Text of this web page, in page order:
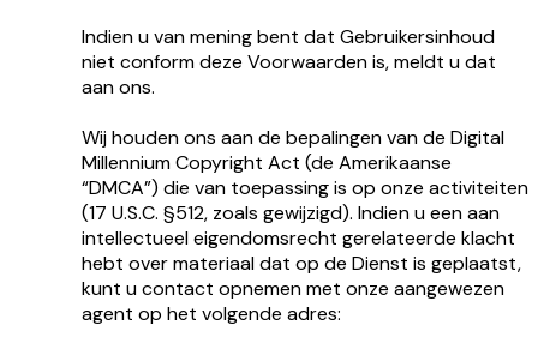
Indien u van mening bent dat Gebruikersinhoud
niet conform deze Voorwaarden is, meldt u dat
aan ons.
Wij houden ons aan de bepalingen van de Digital
Millennium Copyright Act (de Amerikaanse
“DMCA”) die van toepassing is op onze activiteiten
(17 U.S.C. §512, zoals gewijzigd). Indien u een aan
intellectueel eigendomsrecht gerelateerde klacht
hebt over materiaal dat op de Dienst is geplaatst,
kunt u contact opnemen met onze aangewezen
agent op het volgende adres: